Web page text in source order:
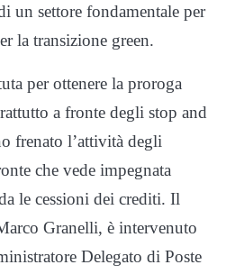
un settore fondamentale per
la transizione green.
per ottenere la proroga
a fronte degli stop and
frenato l’attività degli
che vede impegnata
le cessioni dei crediti. Il
Granelli, è intervenuto
Delegato di Poste